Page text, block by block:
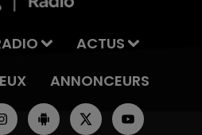
ACTUS
ANNONCEURS